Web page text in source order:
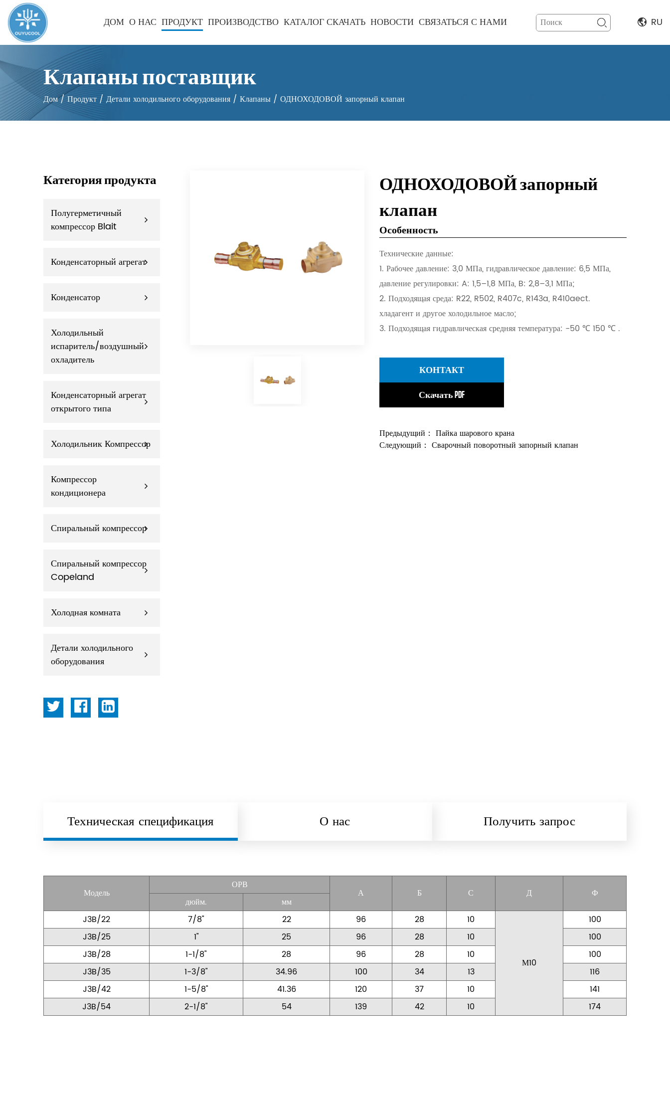
ДОМ О НАС ПРОДУКТ ПРОИЗВОДСТВО КАТАЛОГ СКАЧАТЬ НОВОСТИ СВЯЗАТЬСЯ С НАМИ RU
Клапаны поставщик
Дом/Продукт / Детали холодильного оборудования / Клапаны / ОДНОХОДОВОЙ запорный клапан
Категория продукта
Полугерметичный
компрессор Blait
Конденсаторный агрегат
Конденсатор
Холодильный
испаритель/воздушный
охладитель
Конденсаторный агрегат
открытого типа
Холодильник Компрессор
Компрессор
кондиционера
Спиральный компрессор
Спиральный компрессор
Copeland
Холодная комната
Детали холодильного
оборудования
ОДНОХОДОВОЙ запорный
клапан
Особенность
Технические данные:
1. Рабочее давление: 3,0 МПа, гидравлическое давление: 6,5 МПа,
давление регулировки: A: 1,5–1,8 МПа, B: 2,8–3,1 МПа;
2. Подходящая среда: R22, R502, R407c, R143a, R410aect.
хладагент и другое холодильное масло;
3. Подходящая гидравлическая средняя температура: -50 ℃ 150 ℃ .
КОНТАКТ
Скачать PDF
Предыдущий：Пайка шарового крана
Следующий：Сварочный поворотный запорный клапан
Техническая спецификация О нас Получить запрос
Модель
ОРВ
А Б С Д Ф
дюйм.
мм
J3B/22
7/8" 22 96 28 10
М10
100
J3B/25
1" 25 96 28 10
100
J3B/28
1-1/8" 28 96 28 10
100
J3B/35
1-3/8" 34.96 100 34 13
116
J3B/42
1-5/8" 41.36 120 37 10
141
J3B/54
2-1/8" 54 139 42 10 174